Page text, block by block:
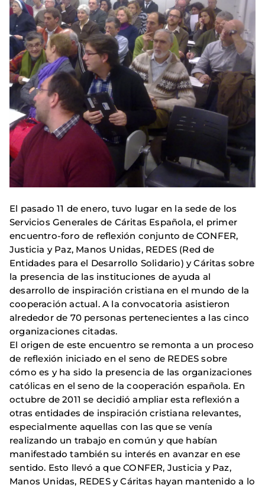
El pasado 11 de enero, tuvo lugar en la sede de los
Servicios Generales de Cáritas Española, el primer
encuentro-foro de reflexión conjunto de CONFER,
Justicia y Paz, Manos Unidas, REDES (Red de
Entidades para el Desarrollo Solidario) y Cáritas sobre
la presencia de las instituciones de ayuda al
desarrollo de inspiración cristiana en el mundo de la
cooperación actual. A la convocatoria asistieron
alrededor de 70 personas pertenecientes a las cinco
organizaciones citadas.
El origen de este encuentro se remonta a un proceso
de reflexión iniciado en el seno de REDES sobre
cómo es y ha sido la presencia de las organizaciones
católicas en el seno de la cooperación española. En
octubre de 2011 se decidió ampliar esta reflexión a
otras entidades de inspiración cristiana relevantes,
especialmente aquellas con las que se venía
realizando un trabajo en común y que habían
manifestado también su interés en avanzar en ese
sentido. Esto llevó a que CONFER, Justicia y Paz,
Manos Unidas, REDES y Cáritas hayan mantenido a lo